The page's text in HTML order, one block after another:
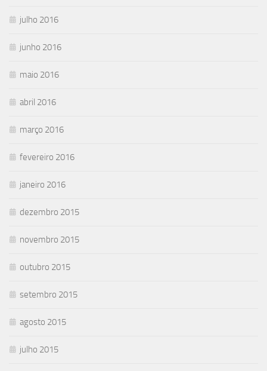
julho 2016
junho 2016
maio 2016
abril 2016
março 2016
fevereiro 2016
janeiro 2016
dezembro 2015
novembro 2015
outubro 2015
setembro 2015
agosto 2015
julho 2015